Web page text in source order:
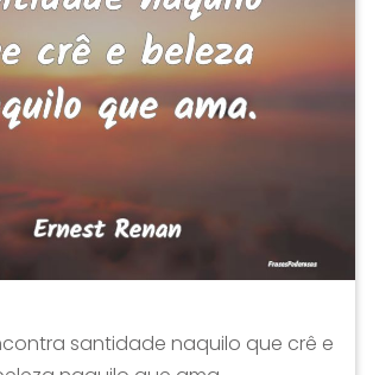
santidade naquilo que crê e